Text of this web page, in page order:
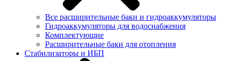
Все расширительные баки и гидроаккумуляторы
Гидроаккумуляторы для водоснабжения
Комплектующие
Расширительные баки для отопления
Стабилизаторы и ИБП